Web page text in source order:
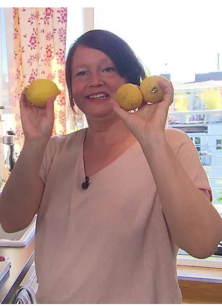
Das perfekte Dinner
Alkoholrekord? Frederiks
Flaschensammlung stiehlt dem Menü die
Show